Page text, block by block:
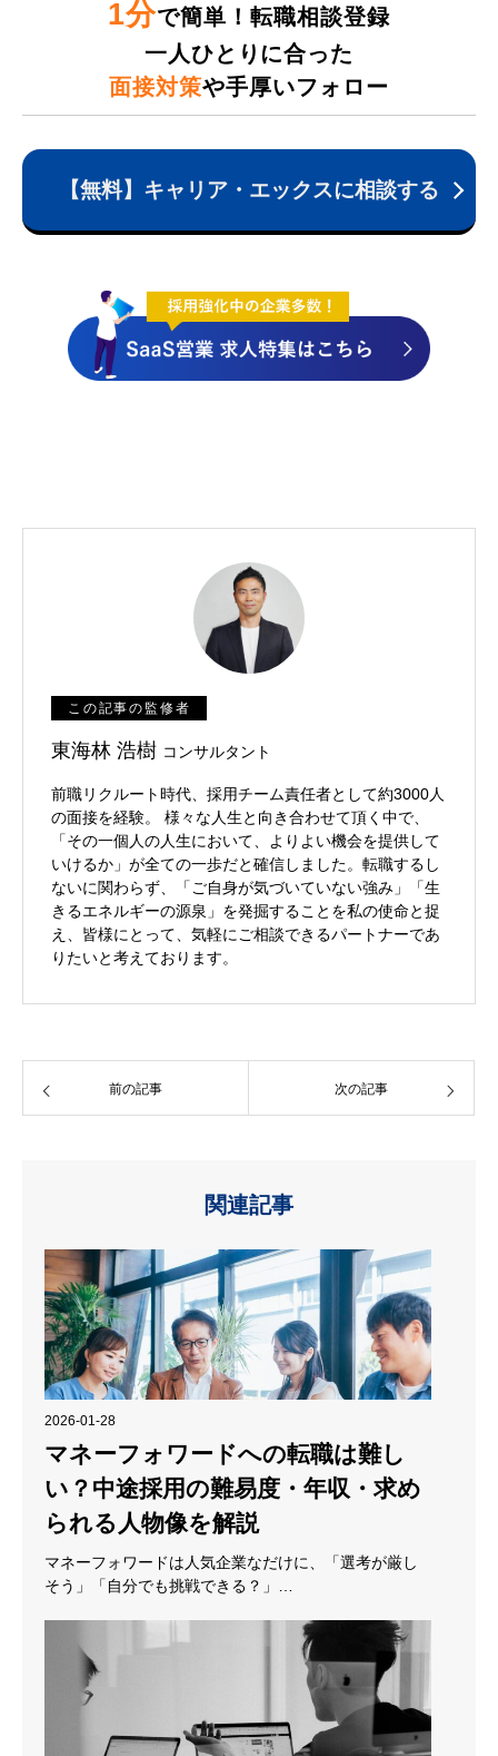
1分で簡単！転職相談登録
一人ひとりに合った
面接対策や手厚いフォロー
【無料】キャリア・エックスに相談する
この記事の監修者
東海林 浩樹 コンサルタント
前職リクルート時代、採用チーム責任者として約3000人
の面接を経験。 様々な人生と向き合わせて頂く中で、
「その一個人の人生において、よりよい機会を提供して
いけるか」が全ての一歩だと確信しました。転職するし
ないに関わらず、「ご自身が気づいていない強み」「生
きるエネルギーの源泉」を発掘することを私の使命と捉
え、皆様にとって、気軽にご相談できるパートナーであ
りたいと考えております。
前の記事 次の記事
関連記事
2026-01-28
マネーフォワードへの転職は難し
い？中途採用の難易度・年収・求め
られる人物像を解説
マネーフォワードは人気企業なだけに、「選考が厳し
そう」「自分でも挑戦できる？」…